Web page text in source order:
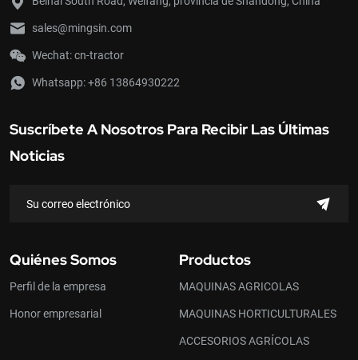
arrozales, cosechar, sembrar,
estacionaria para drenaje e
molienda de harina, corte de
sales@mingsin.com
Wechat: cn-tractor
Whatsapp:+86 13864930222
Suscríbete A Nosotros Para Recibir Las Últimas
Noticias
Quiénes Somos
Perfil de la empresa
Honor empresarial
Productos
MAQUINAS AGRICOLAS
MAQUINAS HORTICULTURALES
ACCESORIOS AGRÍCOLAS